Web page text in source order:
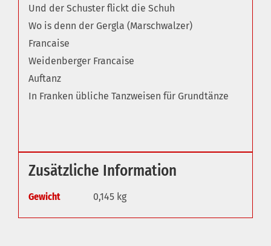
Und der Schuster flickt die Schuh
Wo is denn der Gergla (Marschwalzer)
Francaise
Weidenberger Francaise
Auftanz
In Franken übliche Tanzweisen für Grundtänze
Zusätzliche Information
Gewicht 0,145 kg